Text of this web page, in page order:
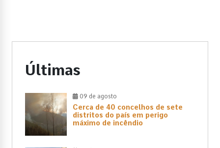
Últimas
09 de agosto
Cerca de 40 concelhos de sete
distritos do país em perigo
máximo de incêndio